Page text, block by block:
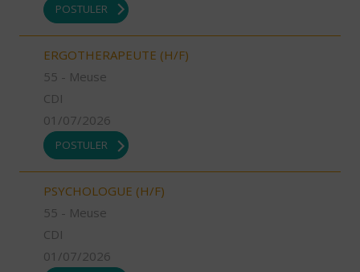
POSTULER
ERGOTHERAPEUTE (H/F)
55 - Meuse
CDI
01/07/2026
POSTULER
PSYCHOLOGUE (H/F)
55 - Meuse
CDI
01/07/2026